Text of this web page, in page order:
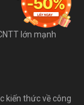
lớn mạnh
kiến thức về công